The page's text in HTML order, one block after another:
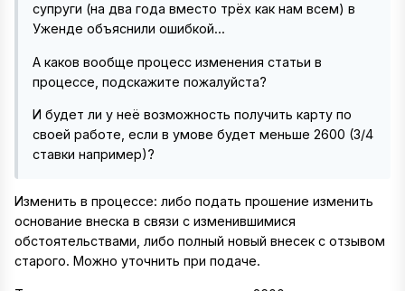
супруги (на два года вместо трёх как нам всем) в
Уженде объяснили ошибкой...
А каков вообще процесс изменения статьи в
процессе, подскажите пожалуйста?
И будет ли у неё возможность получить карту по
своей работе, если в умове будет меньше 2600 (3/4
ставки например)?
Изменить в процессе: либо подать прошение изменить
основание внеска в связи с изменившимися
обстоятельствами, либо полный новый внесек с отзывом
старого. Можно уточнить при подаче.